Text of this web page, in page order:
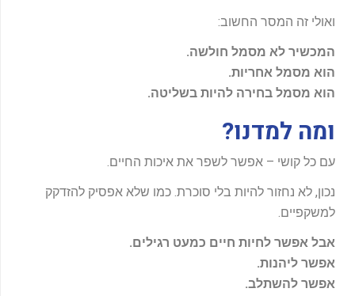
ואולי זה המסר החשוב:
המכשיר לא מסמל חולשה.
הוא מסמל אחריות.
הוא מסמל בחירה להיות בשליטה.
ומה למדנו?
עם כל קושי – אפשר לשפר את איכות החיים.
נכון, לא נחזור להיות בלי סוכרת. כמו שלא אפסיק להזדקק
למשקפיים.
אבל אפשר לחיות חיים כמעט רגילים.
אפשר ליהנות.
אפשר להשתלב.